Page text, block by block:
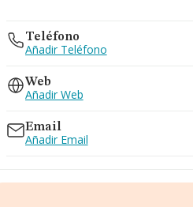
Teléfono
Añadir Teléfono
Web
Añadir Web
Email
Añadir Email